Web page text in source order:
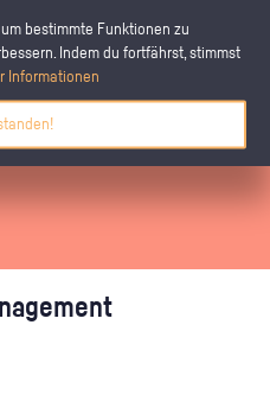
bestimmte Funktionen zu
Indem du fortfährst, stimmst
Informationen